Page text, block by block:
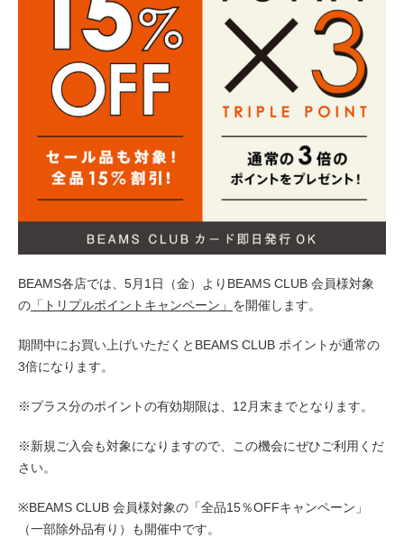
BEAMS各店では、5月1日（金）よりBEAMS CLUB 会員様対象
の 「トリプルポイントキャンペーン」 を開催します。
期間中にお買い上げいただくとBEAMS CLUB ポイントが通常の
3倍になります。
※プラス分のポイントの有効期限は、12月末までとなります。
※新規ご入会も対象になりますので、この機会にぜひご利用くだ
さい。
※BEAMS CLUB 会員様対象の「全品15％OFFキャンペーン」
（一部除外品有り）も開催中です。